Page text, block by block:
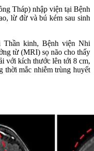
Tháp) nhập viện tại Bệnh
lừ đừ và bú kém sau sinh
kinh, Bệnh viện Nhi
từ (MRI) sọ não cho thấy
với kích thước lên tới 8 cm,
thời mắc nhiễm trùng huyết